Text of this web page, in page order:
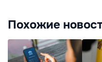
Похожие